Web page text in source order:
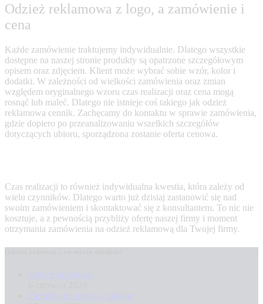
Odzież reklamowa z logo, a zamówienie i
cena
Każde zamówienie traktujemy indywidualnie. Dlatego wszystkie
dostępne na naszej stronie produkty są opatrzone szczegółowym
opisem oraz zdjęciem. Klient może wybrać sobie wzór, kolor i
dodatki. W zależności od wielkości zamówienia oraz zmian
względem oryginalnego wzoru czas realizacji oraz cena mogą
rosnąć lub maleć. Dlatego nie istnieje coś takiego jak odzież
reklamowa cennik. Zachęcamy do kontaktu w sprawie zamówienia,
gdzie dopiero po przeanalizowaniu wszelkich szczegółów
dotyczących ubioru, sporządzona zostanie oferta cenowa.
Czas realizacji to również indywidualna kwestia, która zależy od
wielu czynników. Dlatego warto już dzisiaj zastanowić się nad
swoim zamówieniem i skontaktować się z konsultantem. To nic nie
kosztuje, a z pewnością przybliży ofertę naszej firmy i moment
otrzymania zamówienia na odzież reklamową dla Twojej firmy.
Odzież hotelowa
Fartuchy do pracy w sklepie